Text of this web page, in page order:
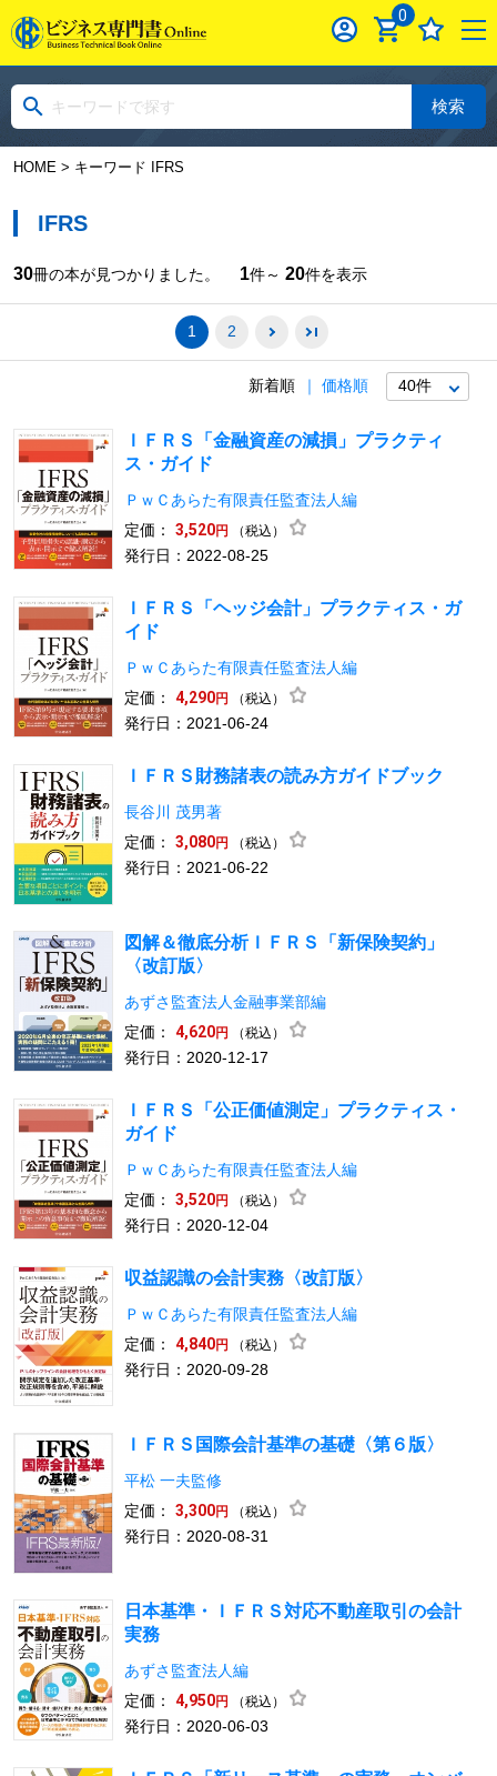
0
検索
HOME> キーワード IFRS
IFRS
30冊の本が見つかりました。 1件～ 20件を表示
1 2
新着順 価格順
ＩＦＲＳ「金融資産の減損」プラクティ
ス・ガイド
ＰｗＣあらた有限責任監査法人編
定価：
3,520円 （税込）
発行日：2022-08-25
ＩＦＲＳ「ヘッジ会計」プラクティス・ガ
イド
ＰｗＣあらた有限責任監査法人編
定価：
4,290円 （税込）
発行日：2021-06-24
ＩＦＲＳ財務諸表の読み方ガイドブック
長谷川 茂男著
定価：
3,080円 （税込）
発行日：2021-06-22
図解＆徹底分析ＩＦＲＳ「新保険契約」
〈改訂版〉
あずさ監査法人金融事業部編
定価：
4,620円 （税込）
発行日：2020-12-17
ＩＦＲＳ「公正価値測定」プラクティス・
ガイド
ＰｗＣあらた有限責任監査法人編
定価：
3,520円 （税込）
発行日：2020-12-04
収益認識の会計実務〈改訂版〉
ＰｗＣあらた有限責任監査法人編
定価：
4,840円 （税込）
発行日：2020-09-28
ＩＦＲＳ国際会計基準の基礎〈第６版〉
平松 一夫監修
定価：
3,300円 （税込）
発行日：2020-08-31
日本基準・ＩＦＲＳ対応不動産取引の会計
実務
あずさ監査法人編
定価：
4,950円 （税込）
発行日：2020-06-03